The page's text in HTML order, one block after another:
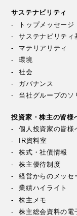
サステナビリティ
トップメッセージ
サステナビリティ
マテリアリティ
環境
社会
ガバナンス
当社グループのソ
投資家・株主の皆様
個人投資家の皆様
IR資料室
株式・社債情報
株主優待制度
経営からのメッセ
業績ハイライト
株主メモ
株主総会資料の電